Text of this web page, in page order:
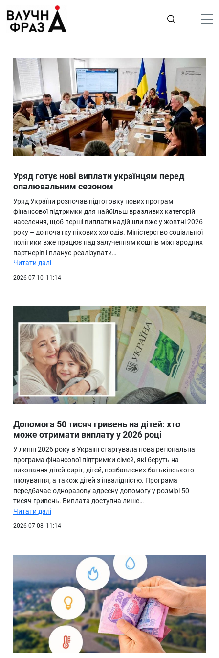
содержимому
Гроші
Життя
Лайфстайл
ТехноНаука
Людина
Ukraine
Про нас
Уряд готує нові виплати українцям перед
опалювальним сезоном
Уряд України розпочав підготовку нових програм
фінансової підтримки для найбільш вразливих категорій
населення, щоб перші виплати надійшли вже у жовтні 2026
року – до початку пікових холодів. Міністерство соціальної
політики вже працює над залученням коштів міжнародних
партнерів і планує реалізувати…
Читати далі
2026-07-10, 11:14
Допомога 50 тисяч гривень на дітей: хто
може отримати виплату у 2026 році
У липні 2026 року в Україні стартувала нова регіональна
програма фінансової підтримки сімей, які беруть на
виховання дітей-сиріт, дітей, позбавлених батьківського
піклування, а також дітей з інвалідністю. Програма
передбачає одноразову адресну допомогу у розмірі 50
тисяч гривень. Виплата доступна лише…
Читати далі
2026-07-08, 11:14